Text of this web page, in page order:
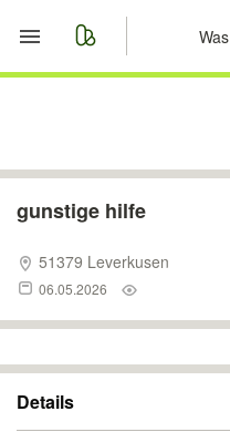
Nachrichten
Anzeige aufgeben
gunstige hilfe
51379 Leverkusen
06.05.2026
Details